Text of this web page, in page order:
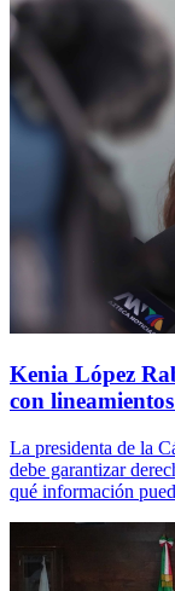
Kenia López
con
La presidenta de la
debe garantizar
qué información